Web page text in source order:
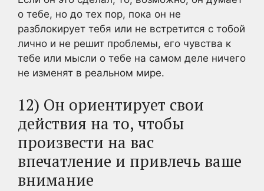
о тебе, но до тех пор, пока он не
разблокирует тебя или не встретится с тобой
лично и не решит проблемы, его чувства к
тебе или мысли о тебе на самом деле ничего
не изменят в реальном мире.
12) Он ориентирует свои
действия на то, чтобы
произвести на вас
впечатление и привлечь ваше
внимание